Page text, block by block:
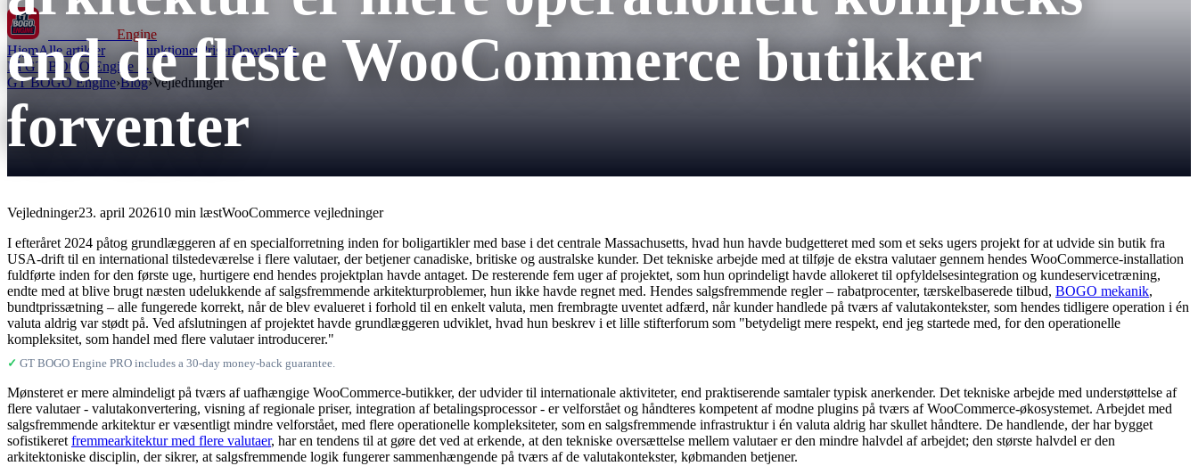
Engine
HjemAlle artikler Funktioner PriserDownloads
Få GT BOGO Engine →
GT BOGO Engine›Blog›Vejledninger
end de fleste WooCommerce butikker
forventer
Vejledninger23. april 202610 min læstWooCommerce vejledninger
I efteråret 2024 påtog grundlæggeren af ​​en specialforretning inden for boligartikler med base i det centrale Massachusetts, hvad hun havde budgetteret med som et seks ugers projekt for at udvide sin butik fra
USA-drift til en international tilstedeværelse i flere valutaer, der betjener canadiske, britiske og australske kunder. Det tekniske arbejde med at tilføje de ekstra valutaer gennem hendes WooCommerce-installation
fuldførte inden for den første uge, hurtigere end hendes projektplan havde antaget. De resterende fem uger af projektet, som hun oprindeligt havde allokeret til opfyldelsesintegration og kundeservicetræning,
endte med at blive brugt næsten udelukkende af salgsfremmende arkitekturproblemer, hun ikke havde regnet med. Hendes salgsfremmende regler – rabatprocenter, tærskelbaserede tilbud, BOGO mekanik,
bundtprissætning – alle fungerede korrekt, når de blev evalueret i forhold til en enkelt valuta, men frembragte uventet adfærd, når kunder handlede på tværs af valutakontekster, som hendes tidligere operation i én
valuta aldrig var stødt på. Ved afslutningen af ​​projektet havde grundlæggeren udviklet, hvad hun beskrev i et lille stifterforum som "betydeligt mere respekt, end jeg startede med, for den operationelle
kompleksitet, som handel med flere valutaer introducerer."
✓ GT BOGO Engine PRO includes a 30-day money-back guarantee.
Mønsteret er mere almindeligt på tværs af uafhængige WooCommerce-butikker, der udvider til internationale aktiviteter, end praktiserende samtaler typisk anerkender. Det tekniske arbejde med understøttelse af
flere valutaer - valutakonvertering, visning af regionale priser, integration af betalingsprocessor - er velforstået og håndteres kompetent af modne plugins på tværs af WooCommerce-økosystemet. Arbejdet med
salgsfremmende arkitektur er væsentligt mindre velforstået, med flere operationelle kompleksiteter, som en salgsfremmende infrastruktur i én valuta aldrig har skullet håndtere. De handlende, der har bygget
sofistikeret fremmearkitektur med flere valutaer, har en tendens til at gøre det ved at erkende, at den tekniske oversættelse mellem valutaer er den mindre halvdel af arbejdet; den største halvdel er den
arkitektoniske disciplin, der sikrer, at salgsfremmende logik fungerer sammenhængende på tværs af de valutakontekster, købmanden betjener.